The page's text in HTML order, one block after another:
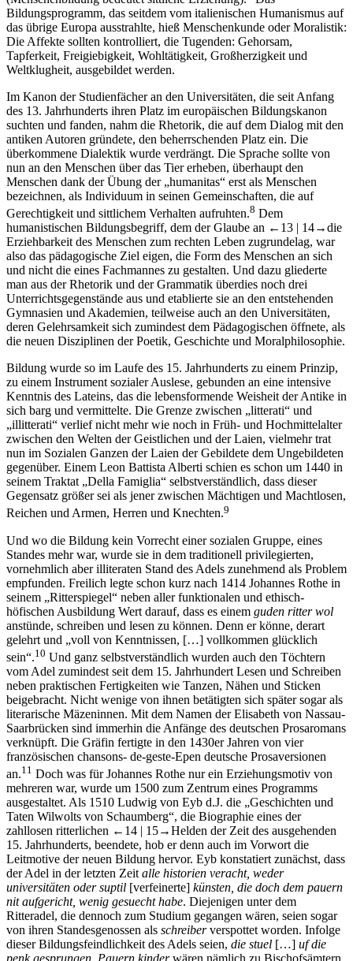
Bildungsprogramm, das seitdem vom italienischen Humanismus auf
das übrige Europa ausstrahlte, hieß Menschenkunde oder Moralistik:
Die Affekte sollten kontrolliert, die Tugenden: Gehorsam,
Tapferkeit, Freigiebigkeit, Wohltätigkeit, Großherzigkeit und
Weltklugheit, ausgebildet werden.
Im Kanon der Studienfächer an den Universitäten, die seit Anfang
des 13. Jahrhunderts ihren Platz im europäischen Bildungskanon
suchten und fanden, nahm die Rhetorik, die auf dem Dialog mit den
antiken Autoren gründete, den beherrschenden Platz ein. Die
überkommene Dialektik wurde verdrängt. Die Sprache sollte von
nun an den Menschen über das Tier erheben, überhaupt den
Menschen dank der Übung der „humanitas“ erst als Menschen
bezeichnen, als Individuum in seinen Gemeinschaften, die auf
Gerechtigkeit und sittlichem Verhalten aufruhten.8 Dem
humanistischen Bildungsbegriff, dem der Glaube an ←13 | 14→die
Erziehbarkeit des Menschen zum rechten Leben zugrundelag, war
also das pädagogische Ziel eigen, die Form des Menschen an sich
und nicht die eines Fachmannes zu gestalten. Und dazu gliederte
man aus der Rhetorik und der Grammatik überdies noch drei
Unterrichtsgegenstände aus und etablierte sie an den entstehenden
Gymnasien und Akademien, teilweise auch an den Universitäten,
deren Gelehrsamkeit sich zumindest dem Pädagogischen öffnete, als
die neuen Disziplinen der Poetik, Geschichte und Moralphilosophie.
Bildung wurde so im Laufe des 15. Jahrhunderts zu einem Prinzip,
zu einem Instrument sozialer Auslese, gebunden an eine intensive
Kenntnis des Lateins, das die lebensformende Weisheit der Antike in
sich barg und vermittelte. Die Grenze zwischen „litterati“ und
„illitterati“ verlief nicht mehr wie noch in Früh- und Hochmittelalter
zwischen den Welten der Geistlichen und der Laien, vielmehr trat
nun im Sozialen Ganzen der Laien der Gebildete dem Ungebildeten
gegenüber. Einem Leon Battista Alberti schien es schon um 1440 in
seinem Traktat „Della Famiglia“ selbstverständlich, dass dieser
Gegensatz größer sei als jener zwischen Mächtigen und Machtlosen,
Reichen und Armen, Herren und Knechten.9
Und wo die Bildung kein Vorrecht einer sozialen Gruppe, eines
Standes mehr war, wurde sie in dem traditionell privilegierten,
vornehmlich aber illiteraten Stand des Adels zunehmend als Problem
empfunden. Freilich legte schon kurz nach 1414 Johannes Rothe in
seinem „Ritterspiegel“ neben aller funktionalen und ethisch-
höfischen Ausbildung Wert darauf, dass es einem guden ritter wol
anstünde, schreiben und lesen zu können. Denn er könne, derart
gelehrt und „voll von Kenntnissen, […] vollkommen glücklich
sein“.10 Und ganz selbstverständlich wurden auch den Töchtern
vom Adel zumindest seit dem 15. Jahrhundert Lesen und Schreiben
neben praktischen Fertigkeiten wie Tanzen, Nähen und Sticken
beigebracht. Nicht wenige von ihnen betätigten sich später sogar als
literarische Mäzeninnen. Mit dem Namen der Elisabeth von Nassau-
Saarbrücken sind immerhin die Anfänge des deutschen Prosaromans
verknüpft. Die Gräfin fertigte in den 1430er Jahren von vier
französischen chansons- de-geste-Epen deutsche Prosaversionen
an.11 Doch was für Johannes Rothe nur ein Erziehungsmotiv von
mehreren war, wurde um 1500 zum Zentrum eines Programms
ausgestaltet. Als 1510 Ludwig von Eyb d.J. die „Geschichten und
Taten Wilwolts von Schaumberg“, die Biographie eines der
zahllosen ritterlichen ←14 | 15→Helden der Zeit des ausgehenden
15. Jahrhunderts, beendete, hob er denn auch im Vorwort die
Leitmotive der neuen Bildung hervor. Eyb konstatiert zunächst, dass
der Adel in der letzten Zeit alle historien veracht, weder
universitäten oder suptil [verfeinerte] künsten, die doch dem pauern
nit aufgericht, wenig gesuecht habe. Diejenigen unter dem
Ritteradel, die dennoch zum Studium gegangen wären, seien sogar
von ihren Standesgenossen als schreiberverspottet worden. Infolge
dieser Bildungsfeindlichkeit des Adels seien, die stuel […] uf die